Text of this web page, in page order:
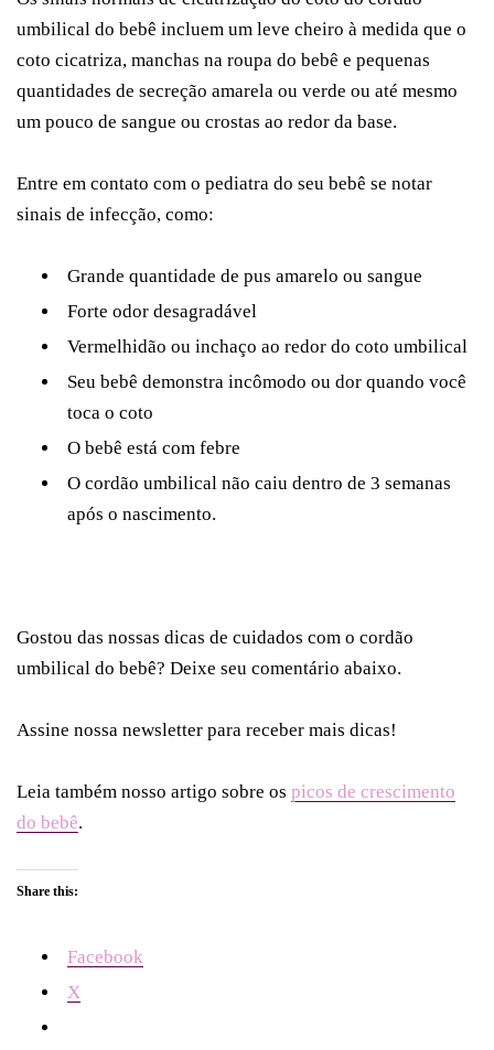
umbilical do bebê incluem um leve cheiro à medida que o
coto cicatriza, manchas na roupa do bebê e pequenas
quantidades de secreção amarela ou verde ou até mesmo
um pouco de sangue ou crostas ao redor da base.
Entre em contato com o pediatra do seu bebê se notar
sinais de infecção, como:
Grande quantidade de pus amarelo ou sangue
Forte odor desagradável
Vermelhidão ou inchaço ao redor do coto umbilical
Seu bebê demonstra incômodo ou dor quando você
toca o coto
O bebê está com febre
O cordão umbilical não caiu dentro de 3 semanas
após o nascimento.
Gostou das nossas dicas de cuidados com o cordão
umbilical do bebê? Deixe seu comentário abaixo.
Assine nossa newsletter para receber mais dicas!
Leia também nosso artigo sobre os picos de crescimento
do bebê.
Share this:
Facebook
X